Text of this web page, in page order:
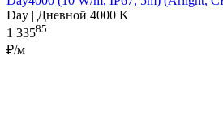
Day | Дневной 4000 K
1 33585
₽/м